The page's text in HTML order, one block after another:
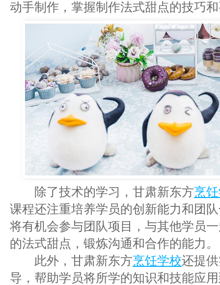
动手制作，掌握制作法式甜点的技巧
除了技术的学习，甘肃新东方烹
课程还注重培养学员的创新能力和团
将有机会参与团队项目，与其他学员
的法式甜点，锻炼沟通和合作的能力。
此外，甘肃新东方烹饪学校还提
导，帮助学员将所学的知识和技能应